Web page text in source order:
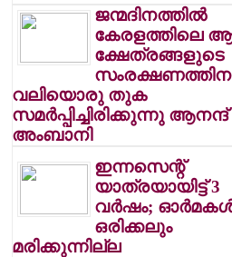
ജന്മദിനത്തില്‍
കേരളത്തിലെ
ക്ഷേത്രങ്ങളുടെ
വലിയൊരു തുക
സമര്‍പ്പിച്ചിരിക്കുന്നു ആനന്ദ്
അംബാനി
ഇന്നസെന്റ്
യാത്രയായിട്ട് 3
വര്‍ഷം;
ഒരിക്കലും
മരിക്കുന്നില്ല